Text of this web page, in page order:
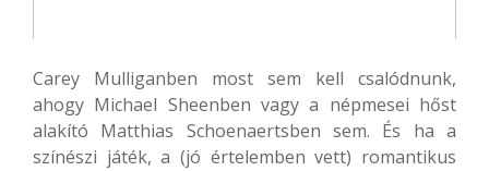
Carey Mulliganben most sem kell csalódnunk,
ahogy Michael Sheenben vagy a népmesei hőst
alakító Matthias Schoenaertsben sem. És ha a
színészi játék, a (jó értelemben vett) romantikus